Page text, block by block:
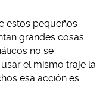
estos pequeños
grandes cosas
no se
el mismo traje la
esa acción es